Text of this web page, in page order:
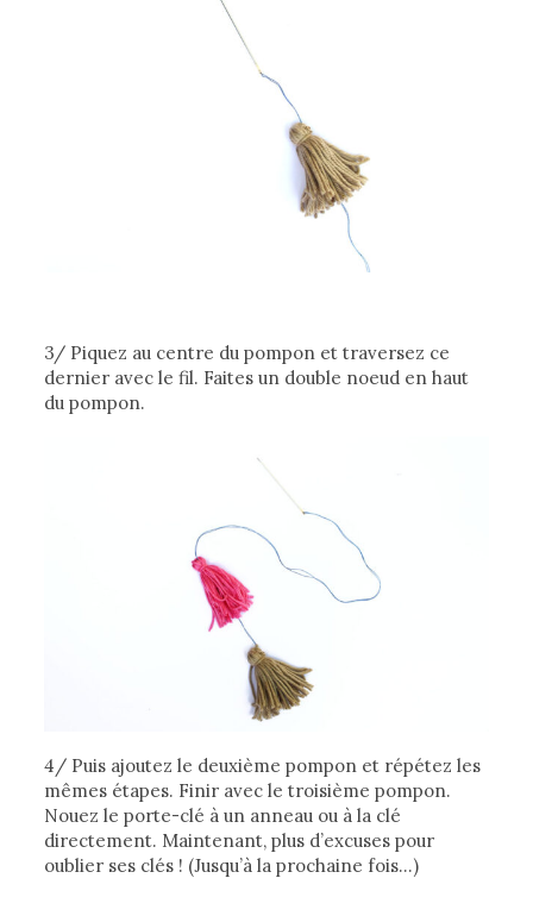
3/ Piquez au centre du pompon et traversez ce
dernier avec le fil. Faites un double noeud en haut
du pompon.
4/ Puis ajoutez le deuxième pompon et répétez les
mêmes étapes. Finir avec le troisième pompon.
Nouez le porte-clé à un anneau ou à la clé
directement. Maintenant, plus d’excuses pour
oublier ses clés ! (Jusqu’à la prochaine fois…)